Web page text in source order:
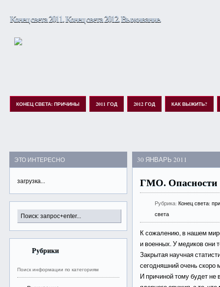
Конец света 2011. Конец света 2012. Выживание.
КОНЕЦ СВЕТА: ПРИЧИНЫ 2011 ГОД 2012 ГОД КАК ВЫЖИТЬ?
ЭТО ИНТЕРЕСНО
загрузка...
Рубрики
Поиск информации по категориям
30 ЯНВАРЬ 2011
ГМО. Опасности
Рубрика:Конец света:
света
К сожалению, в нашем
и военных. У медиков они
Закрытая научная
сегодняшний очень скоро
И причиной тому будет